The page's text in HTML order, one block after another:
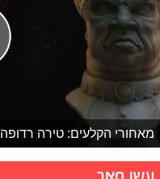
מאחורי הקלעים: טירה רדופה